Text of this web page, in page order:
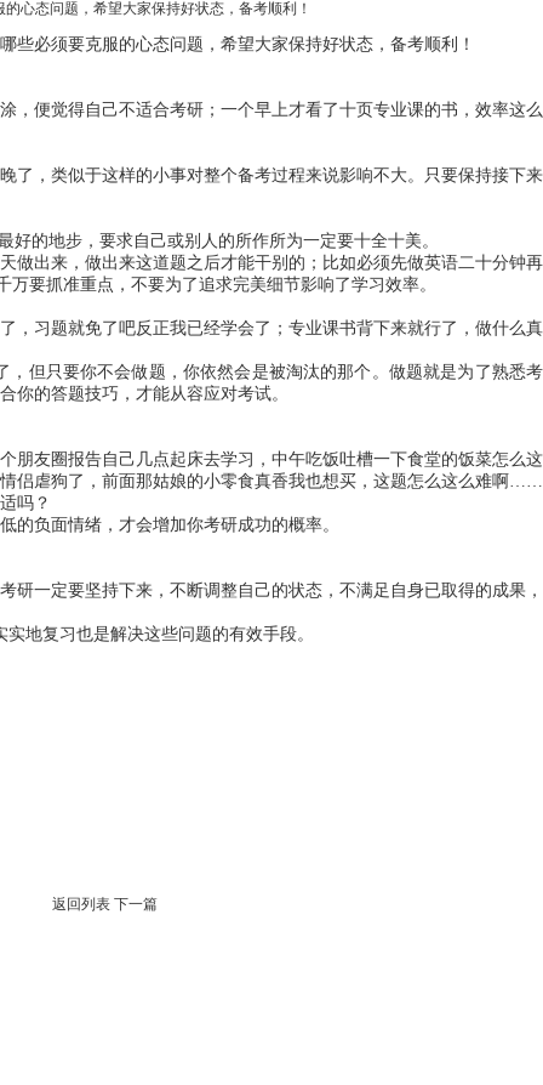
心态问题，希望大家保持好状态，备考顺利！
些必须要克服的心态问题，希望大家保持好状态，备考顺利！
，便觉得自己不适合考研；一个早上才看了十页专业课的书，效率这么
了，类似于这样的小事对整个备考过程来说影响不大。只要保持接下来
好的地步，要求自己或别人的所作所为一定要十全十美。
做出来，做出来这道题之后才能干别的；比如必须先做英语二十分钟再
要抓准重点，不要为了追求完美细节影响了学习效率。
，习题就免了吧反正我已经学会了；专业课书背下来就行了，做什么真
但只要你不会做题，你依然会是被淘汰的那个。做题就是为了熟悉考
你的答题技巧，才能从容应对考试。
朋友圈报告自己几点起床去学习，中午吃饭吐槽一下食堂的饭菜怎么这
虐狗了，前面那姑娘的小零食真香我也想买，这题怎么这么难啊 ……
吗？
负面情绪，才会增加你考研成功的概率。
一定要坚持下来，不断调整自己的状态，不满足自身已取得的成果，
地复习也是解决这些问题的有效手段。
返回列表 下一篇